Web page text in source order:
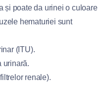
și poate da urinei o culoare
hematuriei sunt
(ITU).
urinară.
renale).